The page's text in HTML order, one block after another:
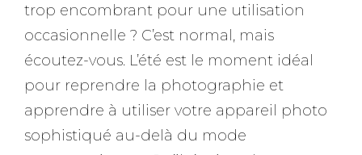
trop encombrant pour une utilisation
occasionnelle ? C’est normal, mais
écoutez-vous. L’été est le moment idéal
pour reprendre la photographie et
apprendre à utiliser votre appareil photo
sophistiqué au-delà du mode